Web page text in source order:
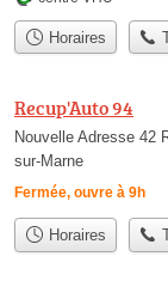
Horaires
Recup'Auto 94
Nouvelle Adresse 42
sur-Marne
Fermée, ouvre à 9h
Horaires